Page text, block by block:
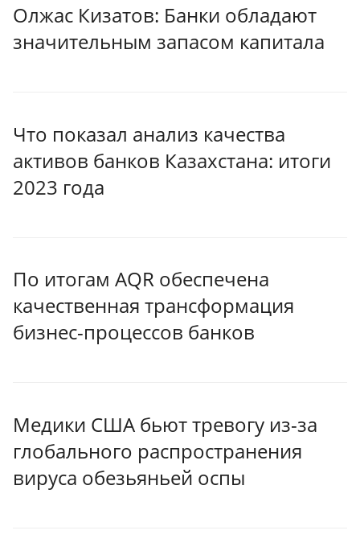
Олжас Кизатов: Банки обладают
значительным запасом капитала
Что показал анализ качества
активов банков Казахстана: итоги
2023 года
По итогам AQR обеспечена
качественная трансформация
бизнес-процессов банков
Медики США бьют тревогу из-за
глобального распространения
вируса обезьяньей оспы